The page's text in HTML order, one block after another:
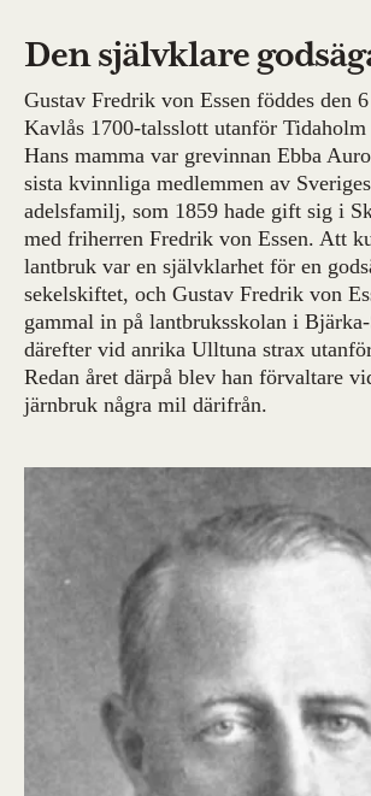
Den självklare
Gustav Fredrik von Essen föddes den
Kavlås 1700-talsslott utanför
Hans mamma var grevinnan Ebba
sista kvinnliga medlemmen av
adelsfamilj, som 1859 hade gift sig i
med friherren Fredrik von Essen. Att
lantbruk var en självklarhet för en
sekelskiftet, och Gustav Fredrik von
gammal in på lantbruksskolan i
därefter vid anrika Ulltuna strax
Redan året därpå blev han förvaltare
järnbruk några mil därifrån.